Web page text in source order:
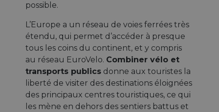
possible.
L’Europe a un réseau de voies ferrées très
étendu, qui permet d’accéder à presque
tous les coins du continent, et y compris
au réseau EuroVelo. Combiner vélo et
transports publics donne aux touristes la
liberté de visiter des destinations éloignées
des principaux centres touristiques, ce qui
les mène en dehors des sentiers battus et